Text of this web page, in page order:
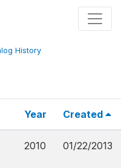
History
Year Created
2010 01/22/2013